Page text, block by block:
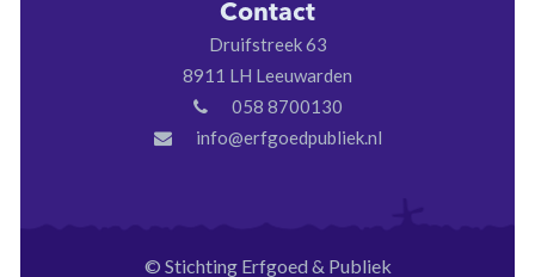
Contact
Druifstreek 63
8911 LH Leeuwarden
058 8700130
info@erfgoedpubliek.nl
© Stichting Erfgoed & Publiek